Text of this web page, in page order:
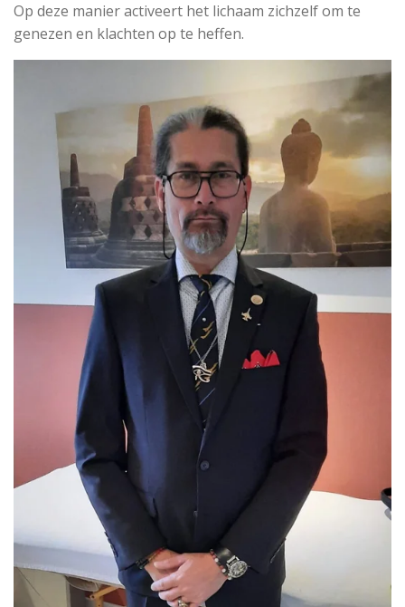
Op deze manier activeert het lichaam zichzelf om te
genezen en klachten op te heffen.